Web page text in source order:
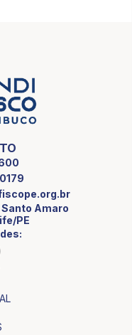
Amaro
PE